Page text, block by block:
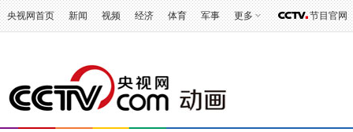
央视网首页 新闻 视频 经济 体育 军事 更多 节目官网